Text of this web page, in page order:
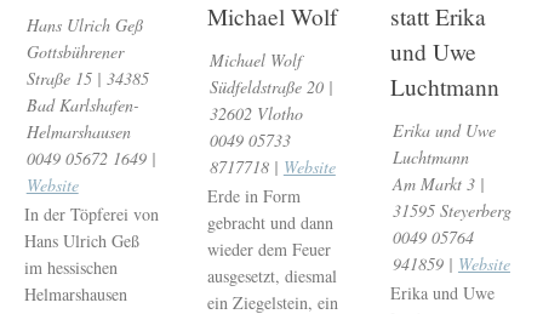
Hans Ulrich Geß
Gottsbührener
Straße 15 | 34385
Bad Karlshafen-
Helmarshausen
0049 05672 1649 |
Website
In der Töpferei von
Hans Ulrich Geß
im hessischen
Helmarshausen
Michael Wolf
Michael Wolf
Südfeldstraße 20 |
32602 Vlotho
0049 05733
8717718 | Website
Erde in Form
gebracht und dann
wieder dem Feuer
ausgesetzt, diesmal
ein Ziegelstein, ein
statt Erika
und Uwe
Luchtmann
Erika und Uwe
Luchtmann
Am Markt 3 |
31595 Steyerberg
0049 05764
941859 | Website
Erika und Uwe